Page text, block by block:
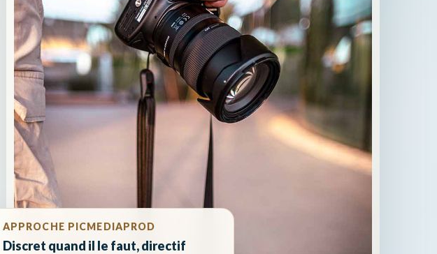
APPROCHE PICMEDIAPROD
Discret quand il le faut, directif